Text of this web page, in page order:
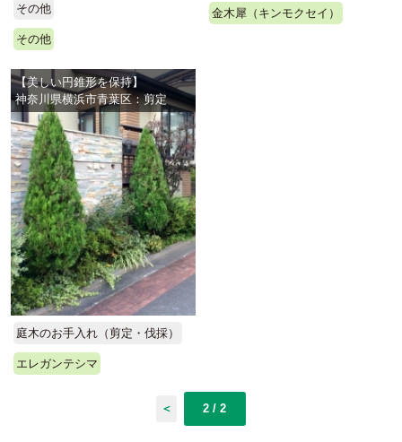
その他
その他
金木犀（キンモクセイ）
【美しい円錐形を保持】
神奈川県横浜市青葉区：剪定
庭木のお手入れ（剪定・伐採）
エレガンテシマ
＜ 2 / 2